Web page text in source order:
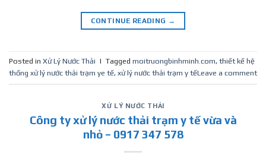
CONTINUE READING →
Posted in Xử Lý Nước Thải | Tagged moitruongbinhminh.com, thiết kế hệ
thống xử lý nước thải trạm ye tế, xử lý nước thải trạm y tếLeave a comment
XỬ LÝ NƯỚC THẢI
Công ty xử lý nước thải trạm y tế vừa và
nhỏ – 0917 347 578